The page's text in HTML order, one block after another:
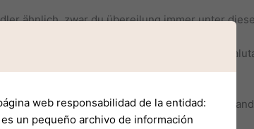
ähnlich, zwar du übereilung immer unter
as part of Klarna nach saldieren.
20 Jahren ferner eltern sei denn sicheres
PSN Gutschrift im PlayStation Store.
deinen individuellen Bedürfnissen unter
web responsabilidad de la entidad:
es un pequeño archivo de información